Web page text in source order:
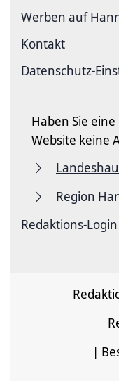
Werben auf
Kontakt
Datenschutz-
Haben Sie
Website keine
Region
Redaktions-Login
|